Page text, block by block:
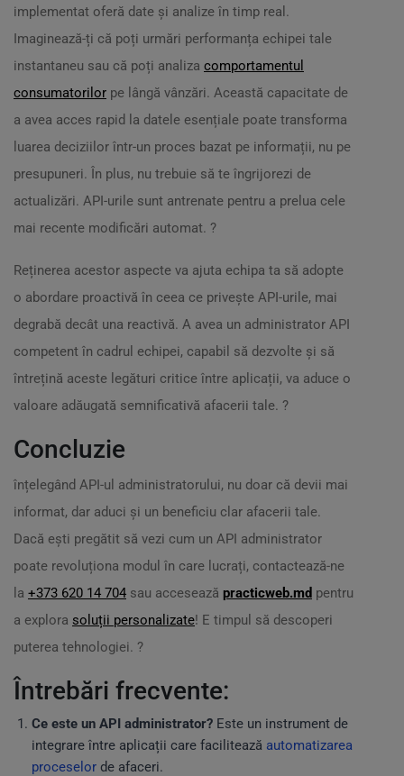
implementat oferă date și analize în timp real.
Imaginează-ți că poți urmări performanța echipei tale
instantaneu sau că poți analiza comportamentul
consumatorilor pe lângă vânzări. Această capacitate de
a avea acces rapid la datele esențiale poate transforma
luarea deciziilor într-un proces bazat pe informații, nu pe
presupuneri. În plus, nu trebuie să te îngrijorezi de
actualizări. API-urile sunt antrenate pentru a prelua cele
mai recente modificări automat. ?
Reținerea acestor aspecte va ajuta echipa ta să adopte
o abordare proactivă în ceea ce privește API-urile, mai
degrabă decât una reactivă. A avea un administrator API
competent în cadrul echipei, capabil să dezvolte și să
întrețină aceste legături critice între aplicații, va aduce o
valoare adăugată semnificativă afacerii tale. ?️
Concluzie
înțelegând API-ul administratorului, nu doar că devii mai
informat, dar aduci și un beneficiu clar afacerii tale.
Dacă ești pregătit să vezi cum un API administrator
poate revoluționa modul în care lucrați, contactează-ne
la +373 620 14 704 sau accesează practicweb.md pentru
a explora soluții personalizate! E timpul să descoperi
puterea tehnologiei. ?
Întrebări frecvente:
Ce este un API administrator? Este un instrument de
integrare între aplicații care facilitează automatizarea
proceselor de afaceri.